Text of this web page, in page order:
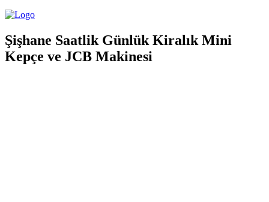
Şişhane Saatlik Günlük Kiralık Mini
Kepçe ve JCB Makinesi